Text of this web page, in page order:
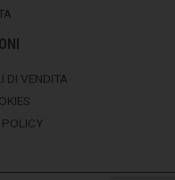
DI VENDITA